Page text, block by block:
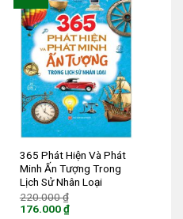
365 Phát Hiện Và Phát
Minh Ấn Tượng Trong
Lịch Sử Nhân Loại
220.000₫
176.000₫